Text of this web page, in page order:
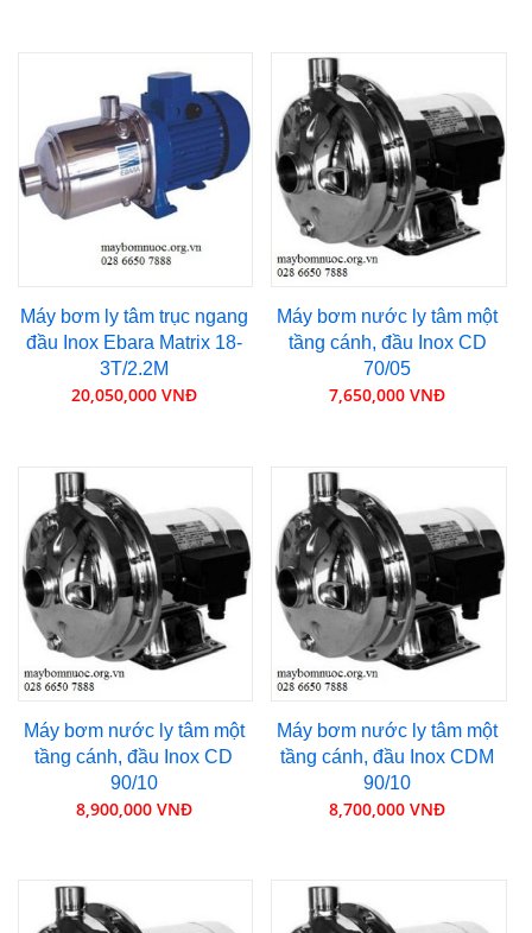
Máy bơm ly tâm trục ngang
đầu Inox Ebara Matrix 18-
3T/2.2M
20,050,000 VNĐ
Máy bơm nước ly tâm một
tầng cánh, đầu Inox CD
70/05
7,650,000 VNĐ
Máy bơm nước ly tâm một
tầng cánh, đầu Inox CD
90/10
8,900,000 VNĐ
Máy bơm nước ly tâm một
tầng cánh, đầu Inox CDM
90/10
8,700,000 VNĐ